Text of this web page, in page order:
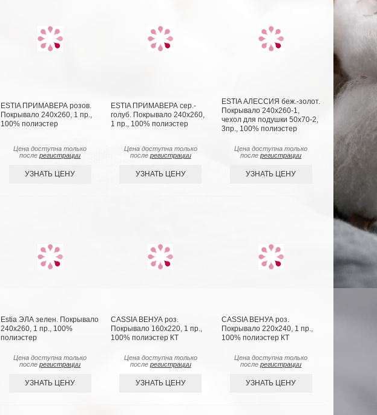
ESTIA ПРИМАВЕРА розов.
Покрывало 240х260, 1 пр.,
100% полиэстер
Цена доступна только
послерегистрации
УЗНАТЬ ЦЕНУ
ESTIA ПРИМАВЕРА сер.-
голуб. Покрывало 240х260,
1 пр., 100% полиэстер
Цена доступна только
после регистрации
УЗНАТЬ ЦЕНУ
ESTIA АЛЕССИЯ беж.-золот.
Покрывало 240х260-1,
чехол для подушки 50х70-2,
3пр., 100% полиэстер
Цена доступна только
послерегистрации
УЗНАТЬ ЦЕНУ
Estia ЭЛА зелен. Покрывало
240х260, 1 пр., 100%
полиэстер
Цена доступна только
послерегистрации
УЗНАТЬ ЦЕНУ
CASSIA ВЕНУА роз.
Покрывало 160х220, 1 пр.,
100% полиэстер КТ
Цена доступна только
после регистрации
УЗНАТЬ ЦЕНУ
CASSIA ВЕНУА роз.
Покрывало 220х240, 1 пр.,
100% полиэстер КТ
Цена доступна только
послерегистрации
УЗНАТЬ ЦЕНУ